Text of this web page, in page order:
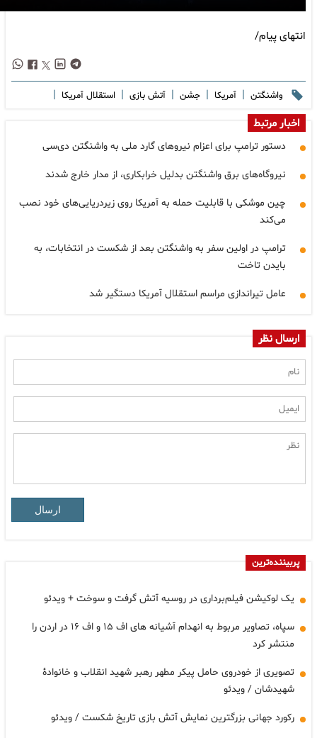
پیام/
واشنگتن | آمریکا جشن | آتش بازی | استقلال آمریکا |
مرتبط
ترامپ برای اعزام نیروهای گارد ملی به واشنگتن دی‌سی
برق واشنگتن بدلیل خرابکاری، از مدار خارج شدند
موشکی با قابلیت حمله به آمریکا روی زیردریایی‌های خود نصب
در اولین سفر به واشنگتن بعد از شکست در انتخابات، به
تاخت
تیراندازی مراسم استقلال آمریکا دستگیر شد
نظر
فیلم‌برداری در روسیه آتش گرفت و سوخت + ویدئو
سپاه، تصاویر مربوط به انهدام آشیانه های اف ۱۵ و اف ۱۶ در اردن را
کرد
از خودروی حامل پیکر مطهر رهبر شهید انقلاب و خانوادۀ
/ ویدئو
جهانی بزرگترین نمایش آتش بازی تاریخ شکست / ویدئو